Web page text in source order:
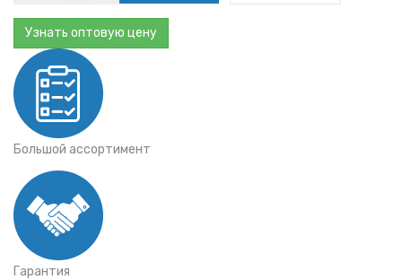
Узнать оптовую цену
Большой ассортимент
Гарантия